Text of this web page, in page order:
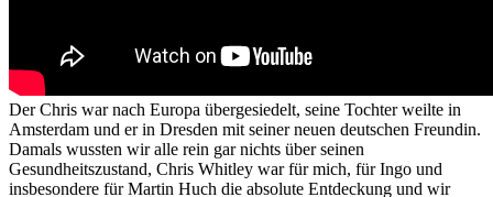
Der Chris war nach Europa übergesiedelt, seine Tochter weilte in
Amsterdam und er in Dresden mit seiner neuen deutschen Freundin.
Damals wussten wir alle rein gar nichts über seinen
Gesundheitszustand, Chris Whitley war für mich, für Ingo und
insbesondere für Martin Huch die absolute Entdeckung und wir